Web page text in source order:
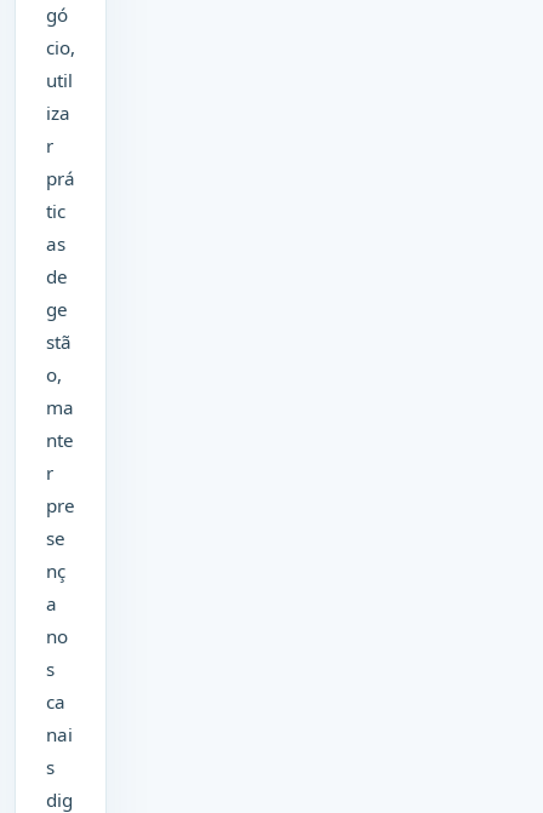
gó
cio,
util
iza
r
prá
tic
as
de
ge
stã
o,
ma
nte
r
pre
se
nç
a
no
s
ca
nai
s
dig